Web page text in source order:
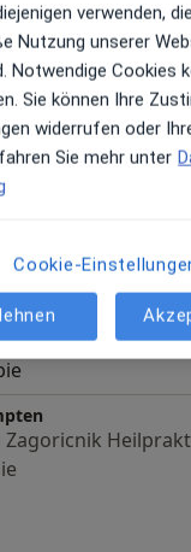
Detailsüber
Zagoricnik
Zagoricnik
verwenden,
Nutzung unserer
Notwendige Cookies
Sie können Ihre
widerrufen oder
Sie mehr unter
Cookie-